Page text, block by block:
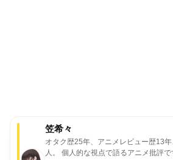
笠希々
オタク歴25年、アニメレビュー歴13
人。
個人的な視点で語るアニメ批評で